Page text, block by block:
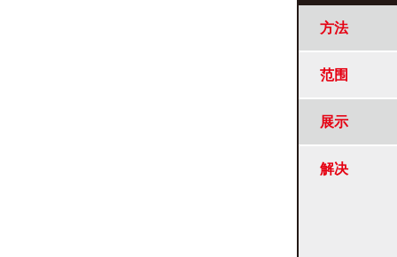
方法
范围
展示
解决